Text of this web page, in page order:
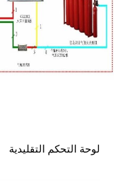
لوحة التحكم التقليدية